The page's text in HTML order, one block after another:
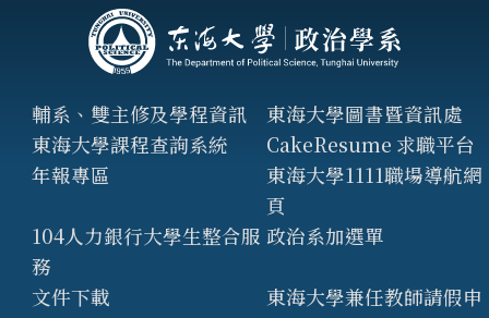
輔系、雙主修及學程資訊
東海大學圖書暨資訊處
東海大學課程查詢系統
CakeResume 求職平台
年報專區
東海大學1111職場導航網
頁
104人力銀行大學生整合服
務
政治系加選單
文件下載
東海大學兼任教師請假申